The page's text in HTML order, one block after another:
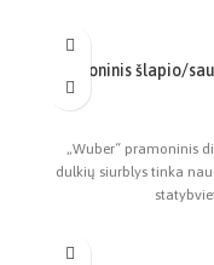
Pramoninis šlapio/
„Wuber“ pramoninis
dulkių siurblys tinka